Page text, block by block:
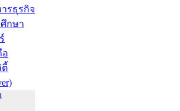
รธุรกิจ
กษา
อ
ตี้